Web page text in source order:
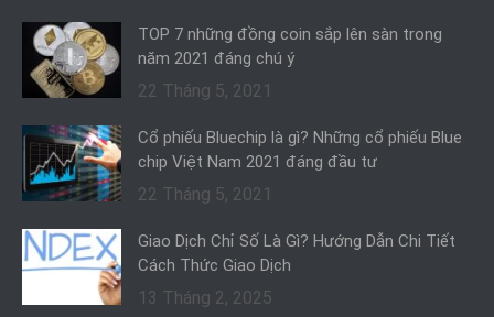
TOP 7 những đồng coin sắp lên sàn trong
năm 2021 đáng chú ý
22 Tháng 5, 2021
Cổ phiếu Bluechip là gì? Những cổ phiếu Blue
chip Việt Nam 2021 đáng đầu tư
22 Tháng 5, 2021
Giao Dịch Chỉ Số Là Gì? Hướng Dẫn Chi Tiết
Cách Thức Giao Dịch
13 Tháng 2, 2025